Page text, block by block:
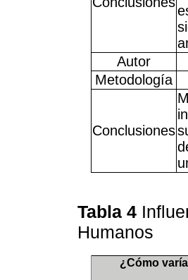
Autor
Metodología
Conclusiones
Tabla 4
Humanos
¿Cómo